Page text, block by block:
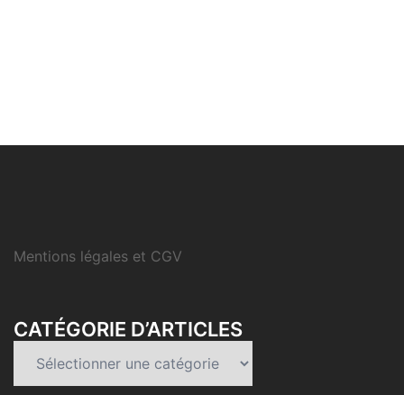
Mentions légales et CGV
CATÉGORIE D’ARTICLES